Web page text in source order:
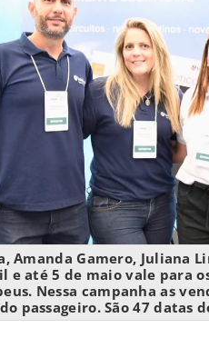
Amanda Gamero, Juliana
e até 5 de maio vale para
Nessa campanha as
passageiro. São 47 datas